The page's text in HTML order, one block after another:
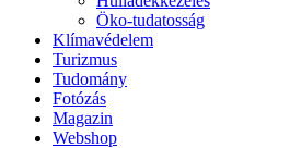
Öko-tudatosság
Klímavédelem
Turizmus
Tudomány
Fotózás
Magazin
Webshop